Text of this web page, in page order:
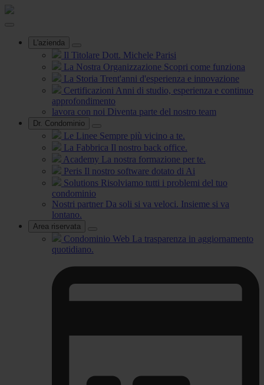
L'azienda
Il Titolare Dott. Michele Parisi
La Nostra Organizzazione Scopri come funziona
La Storia Trent'anni d'esperienza e innovazione
Certificazioni Anni di studio, esperienza e continuo
approfondimento
lavora con noi Diventa parte del nostro team
Dr. Condominio
Le Linee Sempre più vicino a te.
La Fabbrica Il nostro back office.
Academy La nostra formazione per te.
Peris Il nostro software dotato di Ai
Solutions Risolviamo tutti i problemi del tuo
condominio
Nostri partner Da soli si va veloci. Insieme si va
lontano.
Area riservata
Condominio Web La trasparenza in aggiornamento
quotidiano.